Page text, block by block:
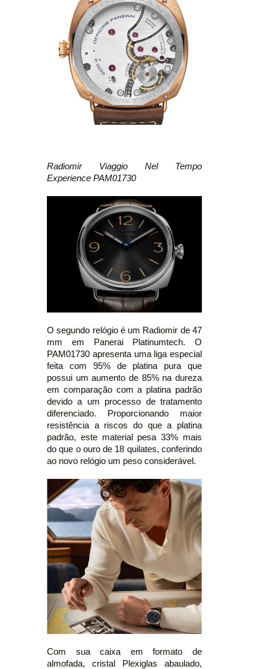
Radiomir Viaggio Nel Tempo
Experience PAM01730
O segundo relógio é um Radiomir de 47
mm em Panerai Platinumtech. O
PAM01730 apresenta uma liga especial
feita com 95% de platina pura que
possui um aumento de 85% na dureza
em comparação com a platina padrão
devido a um processo de tratamento
diferenciado. Proporcionando maior
resistência a riscos do que a platina
padrão, este material pesa 33% mais
do que o ouro de 18 quilates, conferindo
ao novo relógio um peso considerável.
Com sua caixa em formato de
almofada, cristal Plexiglas abaulado,